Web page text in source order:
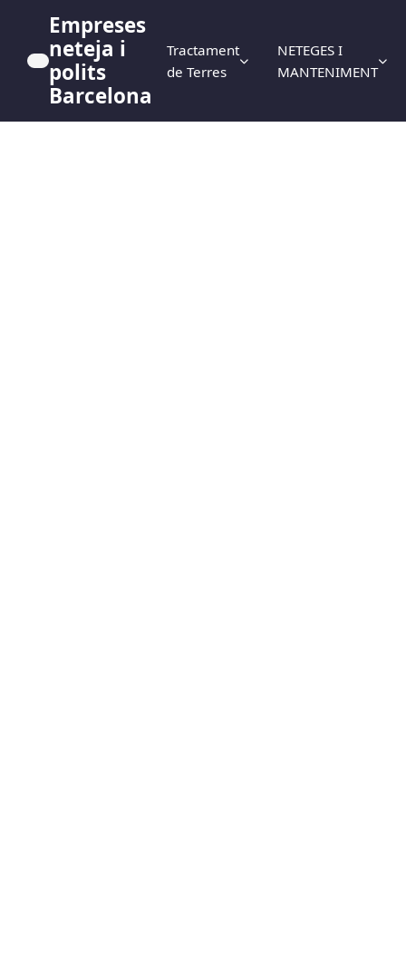
Empreses
neteja i
polits
Barcelona
Tractament
de Terres
NETEGES I
MANTENIMENT